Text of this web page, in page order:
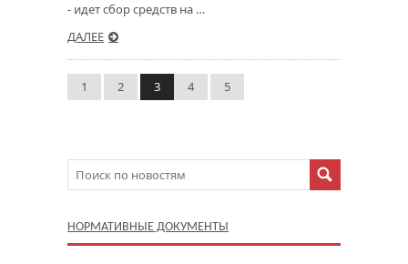
- идет сбор средств на …
ДАЛЕЕ
1 2 3 4 5
НОРМАТИВНЫЕ ДОКУМЕНТЫ